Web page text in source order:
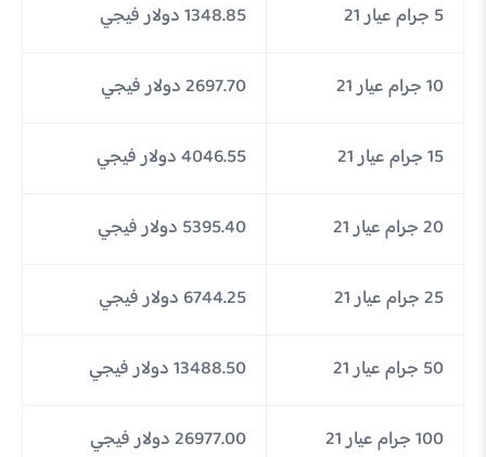
5 جرام عيار 21 1348.85 دولار فيجي
10 جرام عيار 21 2697.70 دولار فيجي
15 جرام عيار 21 4046.55 دولار فيجي
20 جرام عيار 21 5395.40 دولار فيجي
25 جرام عيار 21 6744.25 دولار فيجي
50 جرام عيار 21 13488.50 دولار فيجي
100 جرام عيار 21 26977.00 دولار فيجي